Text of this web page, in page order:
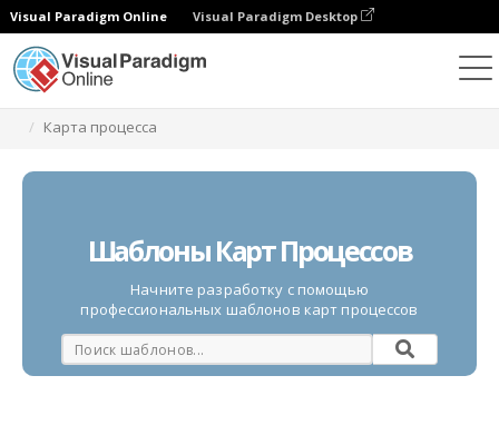
Visual Paradigm Online Visual Paradigm Desktop
Карта процесса
Шаблоны Карт Процессов
Начните разработку с помощью
профессиональных шаблонов карт процессов